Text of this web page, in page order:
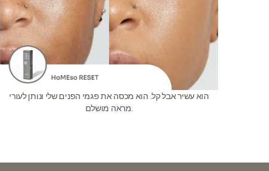
הוא עשיר אבל קל. הוא מכסה את פגמי הפנים שלי ונותן לעורי
מראה מושלם.